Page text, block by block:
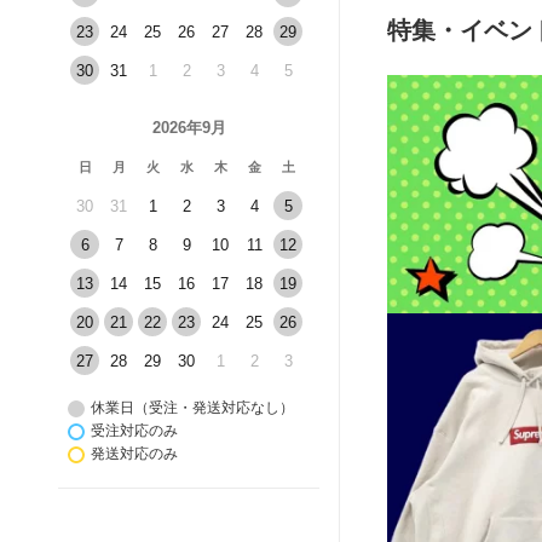
23 24 25 26 27 28 29
30 31 1 2 3 4 5
2026年9月
日 月 火 水 木 金 土
30 31 1 2 3 4 5
6 7 8 9 10 11 12
13 14 15 16 17 18 19
20 21 22 23 24 25 26
27 28 29 30 1 2 3
休業日（受注・発送対応なし）
受注対応のみ
発送対応のみ
特集・イベン